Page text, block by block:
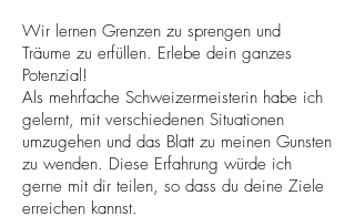
Wir lernen Grenzen zu sprengen und
Träume zu erfüllen. Erlebe dein ganzes
Potenzial!
Als mehrfache Schweizermeisterin habe ich
gelernt, mit verschiedenen Situationen
umzugehen und das Blatt zu meinen Gunsten
zu wenden. Diese Erfahrung würde ich
gerne mit dir teilen, so dass du deine Ziele
erreichen kannst.